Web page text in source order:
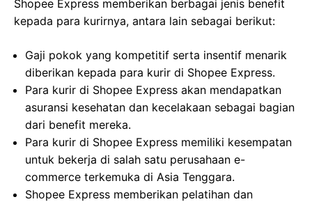
Shopee Express memberikan berbagai jenis benefit
kepada para kurirnya, antara lain sebagai berikut:
Gaji pokok yang kompetitif serta insentif menarik
diberikan kepada para kurir di Shopee Express.
Para kurir di Shopee Express akan mendapatkan
asuransi kesehatan dan kecelakaan sebagai bagian
dari benefit mereka.
Para kurir di Shopee Express memiliki kesempatan
untuk bekerja di salah satu perusahaan e-
commerce terkemuka di Asia Tenggara.
Shopee Express memberikan pelatihan dan